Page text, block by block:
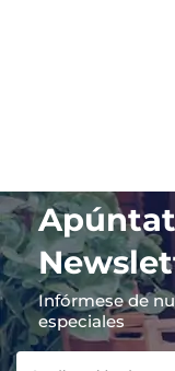
Infórmese de
especiales